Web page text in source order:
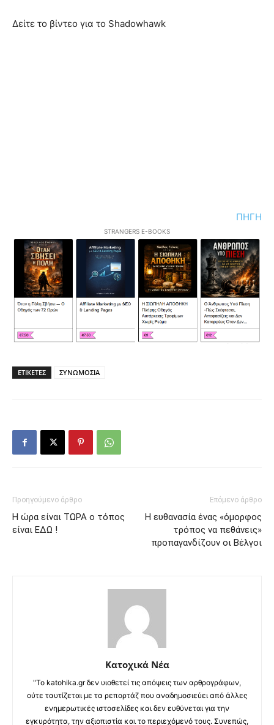
Δείτε το βίντεο για το Shadowhawk
ΠΗΓΗ
STRANGERS E-BOOKS
ΕΤΙΚΕΤΕΣ ΣΥΝΩΜΟΣΙΑ
Προηγούμενο άρθρο
Η ώρα είναι ΤΩΡΑ ο τόπος
είναι ΕΔΩ !
Επόμενο άρθρο
Η ευθανασία ένας «όμορφος
τρόπος να πεθάνεις»
προπαγανδίζουν οι Βέλγοι
Κατοχικά Νέα
"Το katohika.gr δεν υιοθετεί τις απόψεις των αρθρογράφων,
ούτε ταυτίζεται με τα ρεπορτάζ που αναδημοσιεύει από άλλες
ενημερωτικές ιστοσελίδες και δεν ευθύνεται για την
εγκυρότητα, την αξιοπιστία και το περιεχόμενό τους. Συνεπώς,